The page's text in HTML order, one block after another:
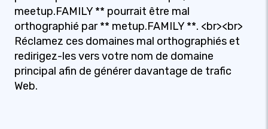
meetup.FAMILY ** pourrait être mal
orthographié par ** metup.FAMILY **. <br><br>
Réclamez ces domaines mal orthographiés et
redirigez-les vers votre nom de domaine
principal afin de générer davantage de trafic
Web.